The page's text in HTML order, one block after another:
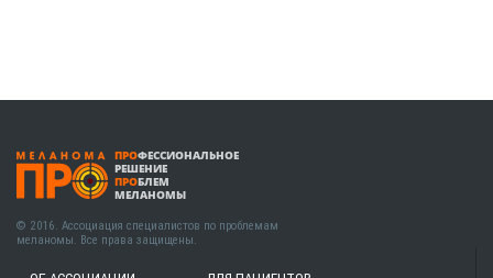
ПРОФЕССИОНАЛЬНОЕ
РЕШЕНИЕ
ПРОБЛЕМ
МЕЛАНОМЫ
© 2016. Ассоциация специалистов по проблемам
меланомы. Все права защищены.